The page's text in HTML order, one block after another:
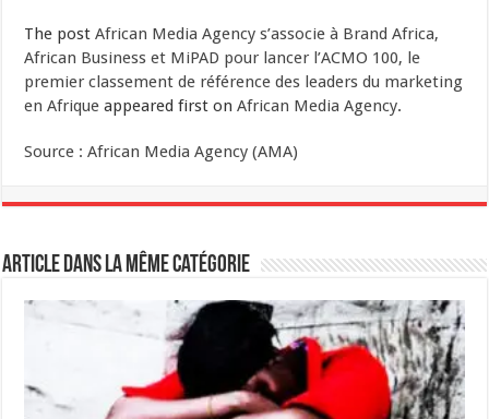
The postAfrican Media Agency s’associe à Brand Africa,
African Business et MiPAD pour lancer l’ACMO 100, le
premier classement de référence des leaders du marketing
en Afrique appeared first onAfrican Media Agency.
Source : African Media Agency (AMA)
Article dans la même catégorie